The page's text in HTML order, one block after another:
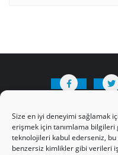
Size en iyi deneyimi sağlamak
erişmek için tanımlama
teknolojileri kabul ederseniz, bu
benzersiz kimlikler gibi verileri
Gizlilik
Makaleler